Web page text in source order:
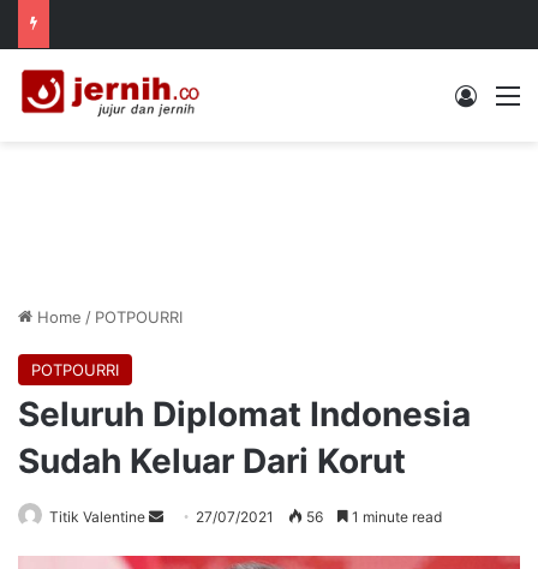
Log In
Home / POTPOURRI
POTPOURRI
Seluruh Diplomat Indonesia
Sudah Keluar Dari Korut
Titik Valentine
Send 27/07/2021 56 1 minute read